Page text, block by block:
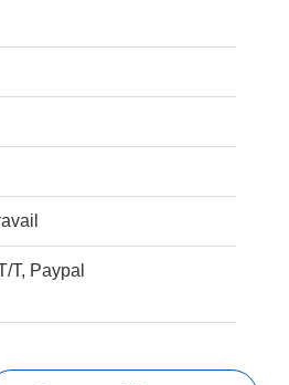
T, Paypal